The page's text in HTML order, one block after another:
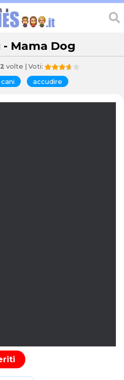
Mama Dog
volte | Voti:
cani accudire